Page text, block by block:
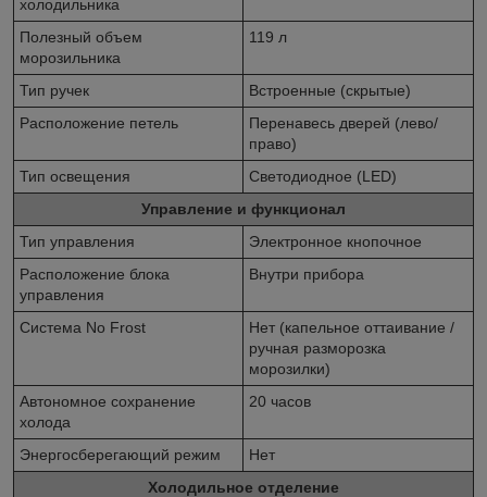
холодильника
Полезный объем
морозильника
119 л
Тип ручек
Встроенные (скрытые)
Расположение петель
Перенавесь дверей (лево/
право)
Тип освещения
Светодиодное (LED)
Управление и функционал
Тип управления
Электронное кнопочное
Расположение блока
управления
Внутри прибора
Система No Frost
Нет (капельное оттаивание /
ручная разморозка
морозилки)
Автономное сохранение
холода
20 часов
Энергосберегающий режим
Нет
Холодильное отделение